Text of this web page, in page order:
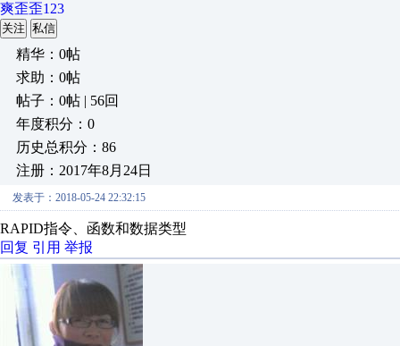
爽歪歪123
关注 私信
精华：0帖
求助：0帖
帖子：0帖 | 56回
年度积分：0
历史总积分：86
注册：2017年8月24日
发表于：2018-05-24 22:32:15
RAPID指令、函数和数据类型
回复 引用 举报